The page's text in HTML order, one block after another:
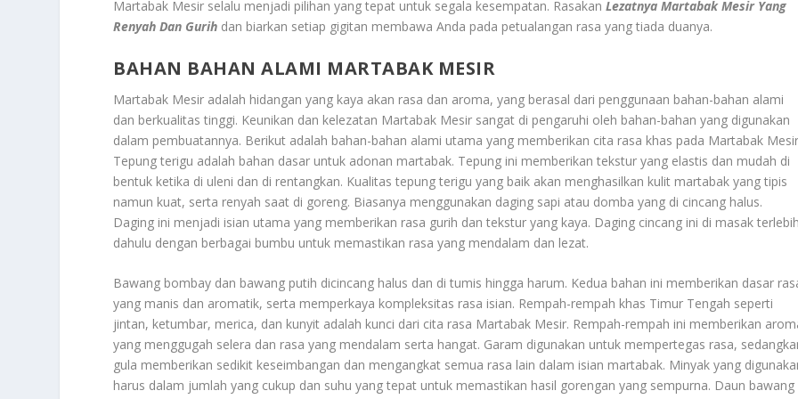
Martabak Mesir selalu menjadi pilihan yang tepat untuk segala kesempatan. RasakanLezatnya Martabak Mesir Yang
Renyah Dan Gurih dan biarkan setiap gigitan membawa Anda pada petualangan rasa yang tiada duanya.
BAHAN BAHAN ALAMI MARTABAK MESIR
Martabak Mesir adalah hidangan yang kaya akan rasa dan aroma, yang berasal dari penggunaan bahan-bahan alami
dan berkualitas tinggi. Keunikan dan kelezatan Martabak Mesir sangat di pengaruhi oleh bahan-bahan yang digunakan
dalam pembuatannya. Berikut adalah bahan-bahan alami utama yang memberikan cita rasa khas pada Martabak
Tepung terigu adalah bahan dasar untuk adonan martabak. Tepung ini memberikan tekstur yang elastis dan mudah di
bentuk ketika di uleni dan di rentangkan. Kualitas tepung terigu yang baik akan menghasilkan kulit martabak yang tipis
namun kuat, serta renyah saat di goreng. Biasanya menggunakan daging sapi atau domba yang di cincang halus.
Daging ini menjadi isian utama yang memberikan rasa gurih dan tekstur yang kaya. Daging cincang ini di masak terlebih
dahulu dengan berbagai bumbu untuk memastikan rasa yang mendalam dan lezat.
Bawang bombay dan bawang putih dicincang halus dan di tumis hingga harum. Kedua bahan ini memberikan dasar
yang manis dan aromatik, serta memperkaya kompleksitas rasa isian. Rempah-rempah khas Timur Tengah seperti
jintan, ketumbar, merica, dan kunyit adalah kunci dari cita rasa Martabak Mesir. Rempah-rempah ini memberikan
yang menggugah selera dan rasa yang mendalam serta hangat. Garam digunakan untuk mempertegas rasa,
gula memberikan sedikit keseimbangan dan mengangkat semua rasa lain dalam isian martabak. Minyak yang
harus dalam jumlah yang cukup dan suhu yang tepat untuk memastikan hasil gorengan yang sempurna. Daun bawang